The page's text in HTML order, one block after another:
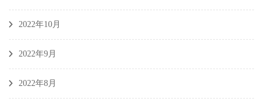
2022年10月
2022年9月
2022年8月